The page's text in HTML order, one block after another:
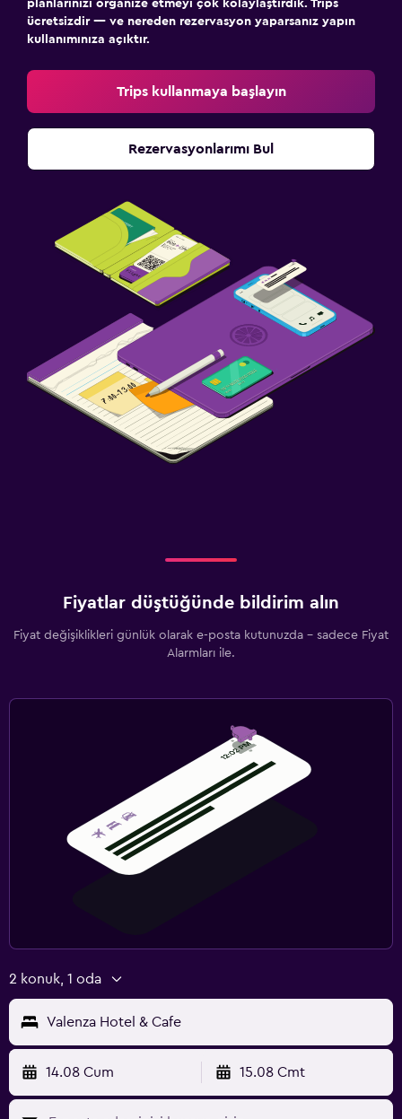
planlarınızı organize etmeyi çok kolaylaştırdık. Trips
ücretsizdir — ve nereden rezervasyon yaparsanız yapın
kullanımınıza açıktır.
Trips kullanmaya başlayın
Rezervasyonlarımı Bul
Fiyatlar düştüğünde bildirim alın
Fiyat değişiklikleri günlük olarak e-posta kutunuzda - sadece Fiyat
Alarmları ile.
2 konuk, 1 oda
Valenza Hotel & Cafe
14.08 Cum 15.08 Cmt